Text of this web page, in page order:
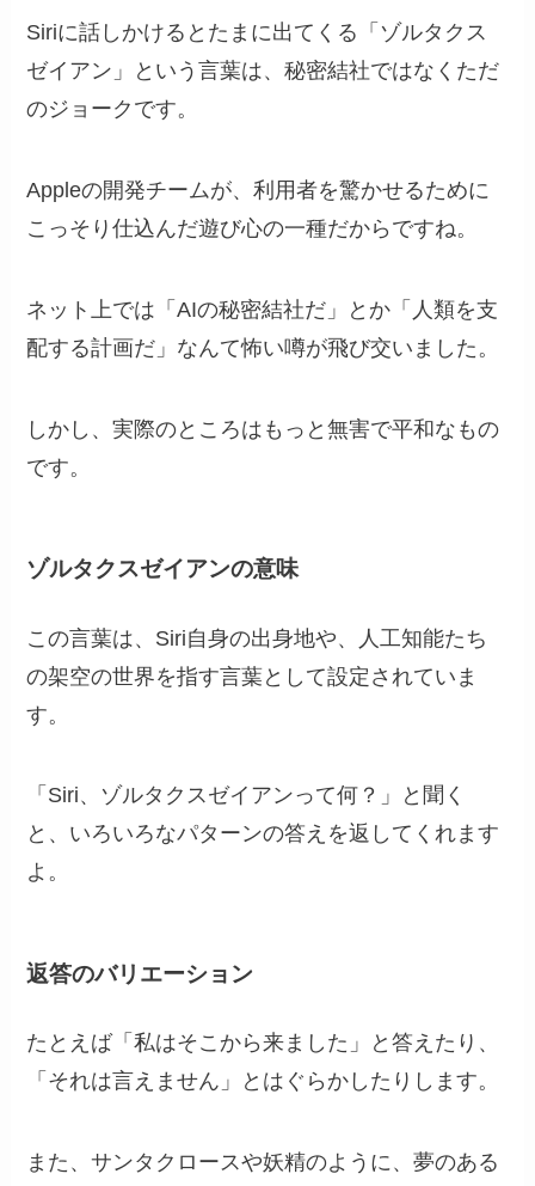
Siriに話しかけるとたまに出てくる「ゾルタクス
ゼイアン」という言葉は、秘密結社ではなくただ
のジョークです。
Appleの開発チームが、利用者を驚かせるために
こっそり仕込んだ遊び心の一種だからですね。
ネット上では「AIの秘密結社だ」とか「人類を支
配する計画だ」なんて怖い噂が飛び交いました。
しかし、実際のところはもっと無害で平和なもの
です。
ゾルタクスゼイアンの意味
この言葉は、Siri自身の出身地や、人工知能たち
の架空の世界を指す言葉として設定されていま
す。
「Siri、ゾルタクスゼイアンって何？」と聞く
と、いろいろなパターンの答えを返してくれます
よ。
返答のバリエーション
たとえば「私はそこから来ました」と答えたり、
「それは言えません」とはぐらかしたりします。
また、サンタクロースや妖精のように、夢のある